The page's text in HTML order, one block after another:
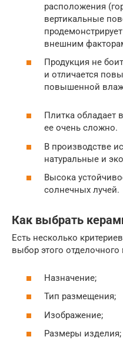
расположения
вертикальные
внешним
Продукция не
и отличается
повышенной
Плитка обладает
ее очень сложно.
В производстве
натуральные и
Высока
солнечных лучей.
Как выбрать
Есть несколько
выбор этого
Назначение;
Тип размещения;
Изображение;
Размеры изделия;